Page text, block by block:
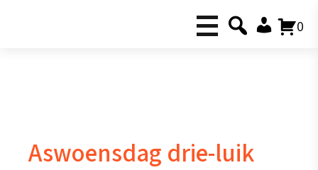
0
Aswoensdag drie-luik